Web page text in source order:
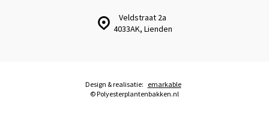
Veldstraat 2a
4033AK, Lienden
© Polyesterplantenbakken.nl
Design & realisatie: emarkable